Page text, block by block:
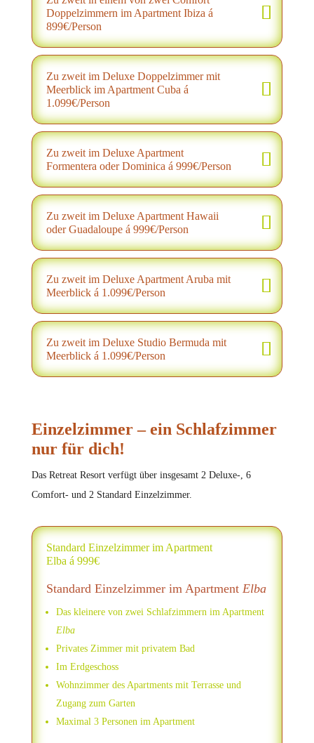
Doppelzimmern im Apartment Ibiza á
899€/Person
Zu zweit im Deluxe Doppelzimmer mit
Meerblick im Apartment Cuba á
1.099€/Person
Zu zweit im Deluxe Apartment
Formentera oder Dominica á 999€/Person
Zu zweit im Deluxe Apartment Hawaii
oder Guadaloupe á 999€/Person
Zu zweit im Deluxe Apartment Aruba mit
Meerblick á 1.099€/Person
Zu zweit im Deluxe Studio Bermuda mit
Meerblick á 1.099€/Person
Einzelzimmer – ein Schlafzimmer
nur für dich!
Das Retreat Resort verfügt über insgesamt 2 Deluxe-, 6
Comfort- und 2 Standard Einzelzimmer.
Standard Einzelzimmer im Apartment
Elba á 999€
Standard Einzelzimmer im Apartment Elba
Das kleinere von zwei Schlafzimmern im Apartment
Elba
Privates Zimmer mit privatem Bad
Im Erdgeschoss
Wohnzimmer des Apartments mit Terrasse und
Zugang zum Garten
Maximal 3 Personen im Apartment